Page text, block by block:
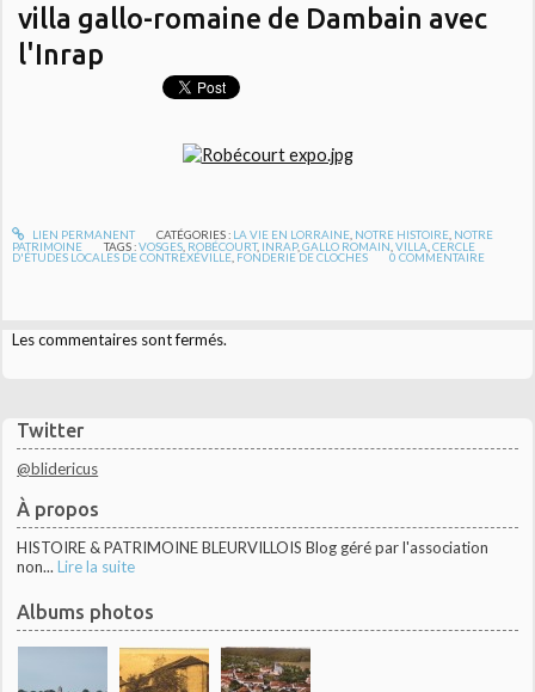
Twitter
@blidericus
À propos
HISTOIRE & PATRIMOINE BLEURVILLOIS Blog géré par l'association
non... Lire la suite
Albums photos
villa gallo-romaine de Dambain avec
l'Inrap
LIEN PERMANENT CATÉGORIES : LA VIE EN LORRAINE, NOTRE HISTOIRE, NOTRE
PATRIMOINE
TAGS :VOSGES ROBÉCOURT, INRAP,GALLO ROMAIN ,VILLA ,CERCLE
D'ÉTUDES LOCALES DE CONTREXÉVILLE FONDERIE DE CLOCHES 0 COMMENTAIRE
Les commentaires sont fermés.